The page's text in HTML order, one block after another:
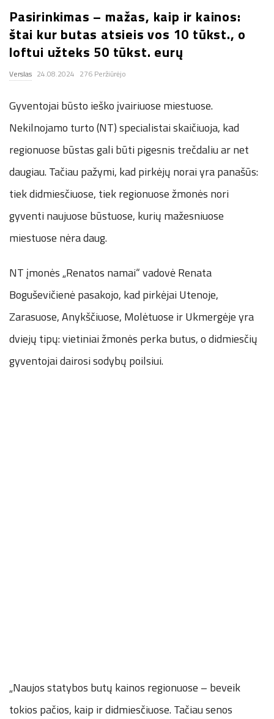
.
c
o
.
u
k
Pasirinkimas – mažas, kaip ir kainos:
štai kur butas atsieis vos 10 tūkst., o
loftui užteks 50 tūkst. eurų
Verslas 24.08.2024 276 Peržiūrėjo
Gyventojai būsto ieško įvairiuose miestuose.
Nekilnojamo turto (NT) specialistai skaičiuoja, kad
regionuose būstas gali būti pigesnis trečdaliu ar net
daugiau. Tačiau pažymi, kad pirkėjų norai yra panašūs:
tiek didmiesčiuose, tiek regionuose žmonės nori
gyventi naujuose būstuose, kurių mažesniuose
miestuose nėra daug.
NT įmonės „Renatos namai“ vadovė Renata
Boguševičienė pasakojo, kad pirkėjai Utenoje,
Zarasuose, Anykščiuose, Molėtuose ir Ukmergėje yra
dviejų tipų: vietiniai žmonės perka butus, o didmiesčių
gyventojai dairosi sodybų poilsiui.
„Naujos statybos butų kainos regionuose – beveik
tokios pačios, kaip ir didmiesčiuose. Tačiau senos